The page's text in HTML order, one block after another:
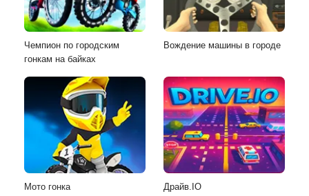
Чемпион по городским
гонкам на байках
Вождение машины в городе
Мото гонка Драйв.IO